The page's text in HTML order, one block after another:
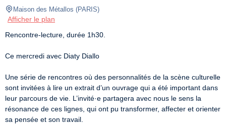
Maison des Métallos (PARIS)
Afficher le plan
Rencontre-lecture, durée 1h30.
Ce mercredi avec Diaty Diallo
Une série de rencontres où des personnalités de la scène culturelle
sont invitées à lire un extrait d’un ouvrage qui a été important dans
leur parcours de vie. L’invité·e partagera avec nous le sens la
résonance de ces lignes, qui ont pu transformer, affecter et orienter
sa pensée et son travail.